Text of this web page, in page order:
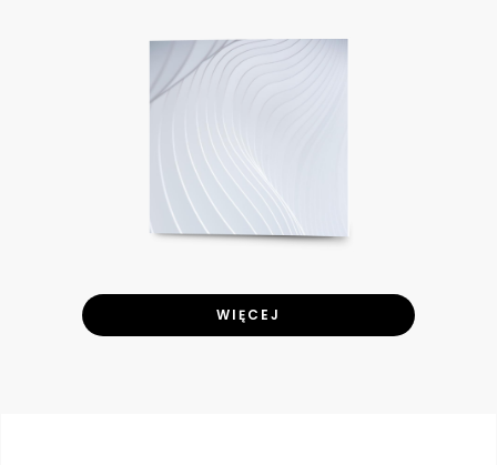
WIĘCEJ